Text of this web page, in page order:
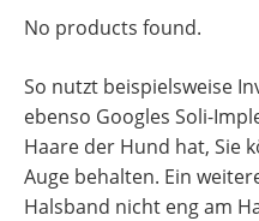
No products found.
So nutzt beispielsweise
ebenso Googles Soli-
Haare der Hund hat, Sie
Auge behalten. Ein
Halsband nicht eng am